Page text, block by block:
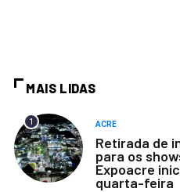
MAIS LIDAS
1 ACRE
Retirada de
para os
Expoacre
quarta-feira